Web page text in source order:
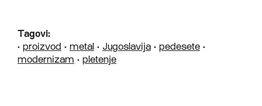
Tagovi:
• proizvod • metal • Jugoslavija • pedesete •
modernizam • pletenje